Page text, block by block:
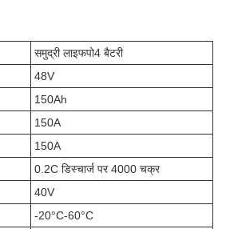
समुद्री लाइफपो4 बैटरी
48V
150Ah
150A
150A
0.2C डिस्चार्ज पर 4000 चक्र
40V
-20°C-60°C